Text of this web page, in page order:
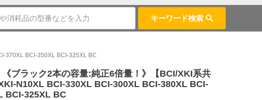
キーワード検索
370XL BCI-350XL BCI-325XL BC
ブラック2本の容量:純正6倍量！》【BCI/XKI系共
N10XL BCI-330XL BCI-300XL BCI-380XL BCI-
BCI-325XL BC